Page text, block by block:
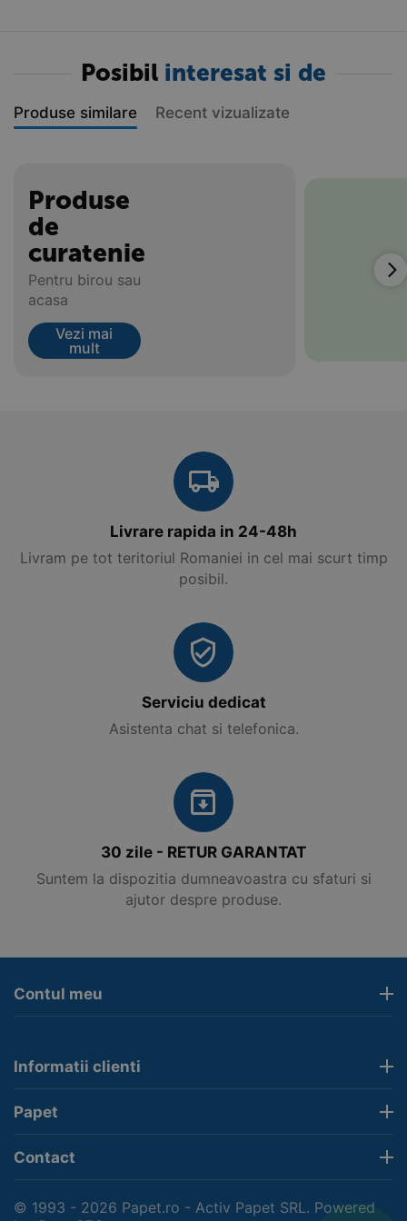
Posibil interesat si de
Produse similare Recent vizualizate
Produse
de
curatenie
Pentru birou sau
acasa
Vezi mai
mult
Livrare rapida in 24-48h
Livram pe tot teritoriul Romaniei in cel mai scurt timp
posibil.
Serviciu dedicat
Asistenta chat si telefonica.
30 zile - RETUR GARANTAT
Suntem la dispozitia dumneavoastra cu sfaturi si
ajutor despre produse.
Contul meu
Informatii clienti
Papet
Contact
© 1993 - 2026 Papet.ro - Activ Papet SRL. Powered